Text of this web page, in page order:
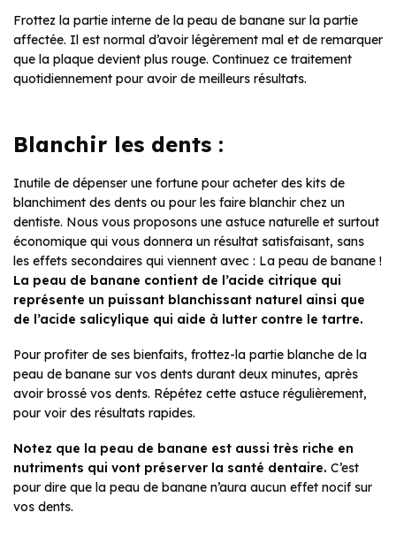
Frottez la partie interne de la peau de banane sur la partie
affectée. Il est normal d’avoir légèrement mal et de remarquer
que la plaque devient plus rouge. Continuez ce traitement
quotidiennement pour avoir de meilleurs résultats.
Blanchir les dents :
Inutile de dépenser une fortune pour acheter des kits de
blanchiment des dents ou pour les faire blanchir chez un
dentiste. Nous vous proposons une astuce naturelle et surtout
économique qui vous donnera un résultat satisfaisant, sans
les effets secondaires qui viennent avec : La peau de banane !
La peau de banane contient de l’acide citrique qui
représente un puissant blanchissant naturel ainsi que
de l’acide salicylique qui aide à lutter contre le tartre.
Pour profiter de ses bienfaits, frottez-la partie blanche de la
peau de banane sur vos dents durant deux minutes, après
avoir brossé vos dents. Répétez cette astuce régulièrement,
pour voir des résultats rapides.
Notez que la peau de banane est aussi très riche en
nutriments qui vont préserver la santé dentaire. C’est
pour dire que la peau de banane n’aura aucun effet nocif sur
vos dents.